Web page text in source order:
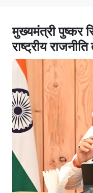
मुख्यमंत्री पुष्कर
राष्ट्रीय